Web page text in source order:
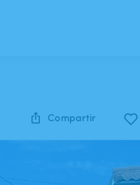
Compartir